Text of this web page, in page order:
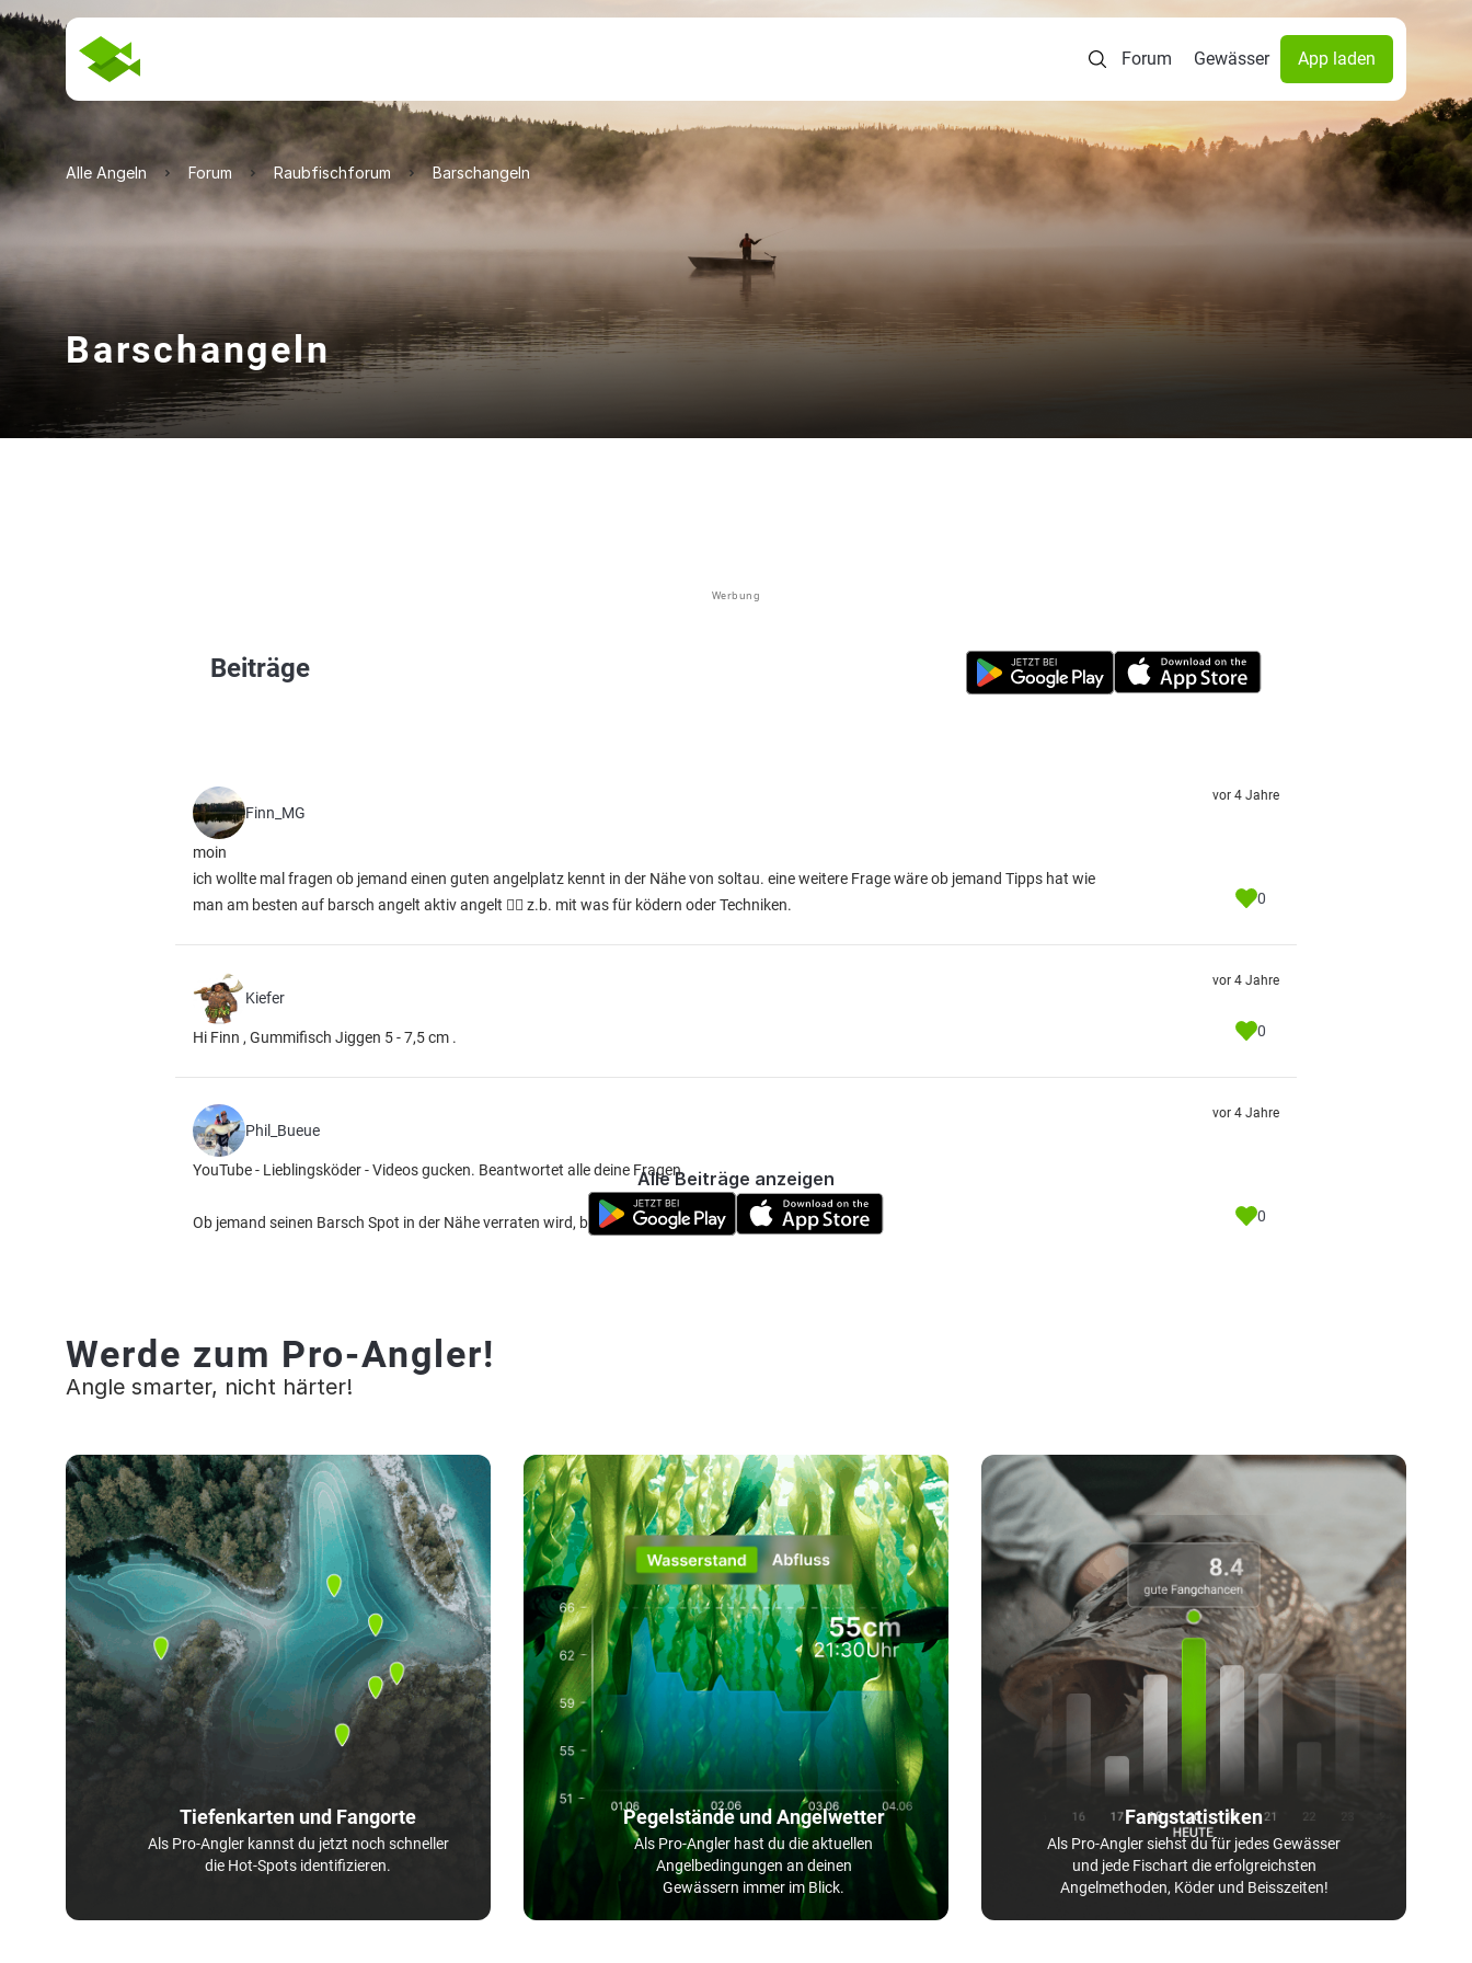
Forum Gewässer App laden
Alle Angeln Forum Raubfischforum Barschangeln
Barschangeln
Werbung
Beiträge
Finn_MG
moin
ich wollte mal fragen ob jemand einen guten angelplatz kennt in der Nähe von soltau. eine weitere Frage wäre ob jemand Tipps hat wie
man am besten auf barsch angelt aktiv angelt 👍🏼 z.b. mit was für ködern oder Techniken.
vor 4 Jahre
0
Kiefer
Hi Finn , Gummifisch Jiggen 5 - 7,5 cm .
vor 4 Jahre
0
Phil_Bueue
YouTube - Lieblingsköder - Videos gucken. Beantwortet alle deine Fragen.
Ob jemand seinen Barsch Spot in der Nähe verraten wird, bezweifle ich 🙈
vor 4 Jahre
0
Alle Beiträge anzeigen
Werde zum Pro-Angler!
Angle smarter, nicht härter!
Tiefenkarten und Fangorte
Als Pro-Angler kannst du jetzt noch schneller
die Hot-Spots identifizieren.
Pegelstände und Angelwetter
Als Pro-Angler hast du die aktuellen
Angelbedingungen an deinen
Gewässern immer im Blick.
Fangstatistiken
Als Pro-Angler siehst du für jedes Gewässer
und jede Fischart die erfolgreichsten
Angelmethoden, Köder und Beisszeiten!